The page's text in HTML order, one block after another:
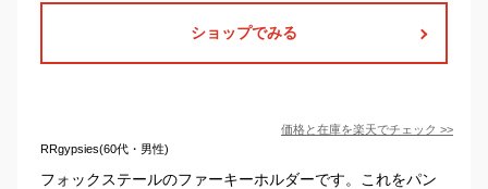
ショップでみる
価格と在庫を楽天でチェック >>
RRgypsies(60代・男性)
フォックステールのファーキーホルダーです。これをパン